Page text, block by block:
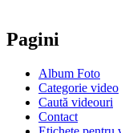
Pagini
Album Foto
Categorie video
Caută videouri
Contact